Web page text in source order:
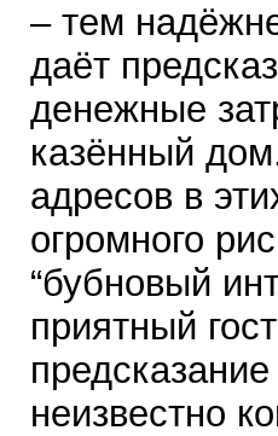
– тем
даёт
денежные
казённый
адресов в
огромного
“бубновый
приятный
неизвестно